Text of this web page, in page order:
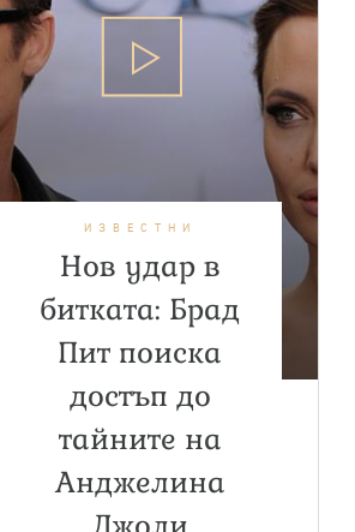
ИЗВЕСТНИ
Нов удар в
битката: Брад
Пит поиска
достъп до
тайните на
Анджелина